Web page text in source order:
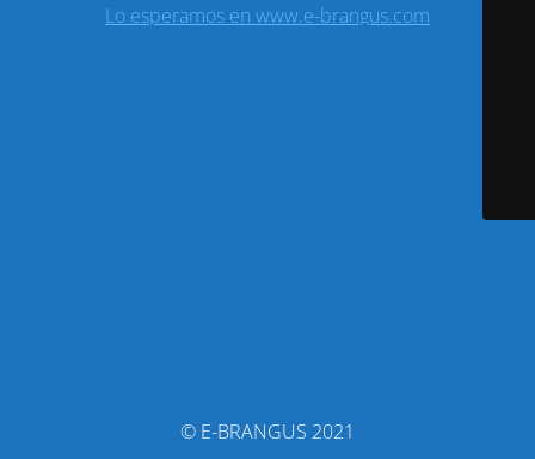
Lo esperamos en www.e-brangus.com
© E-BRANGUS 2021